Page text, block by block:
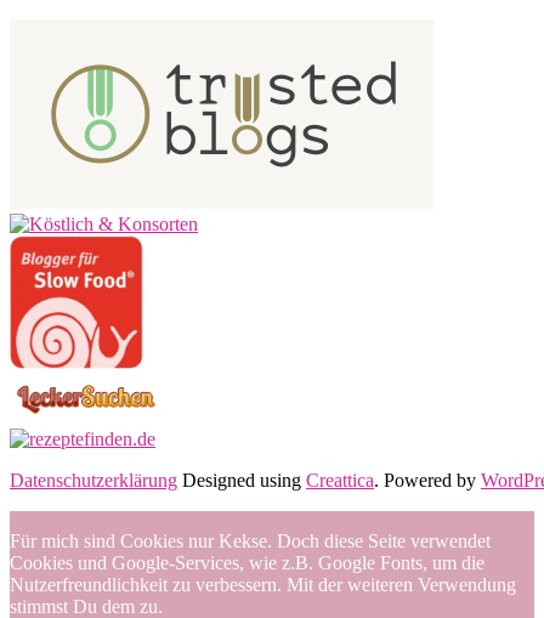
Datenschutzerklärung Designed using Creattica. Powered by
Für mich sind Cookies nur Kekse. Doch diese Seite verwendet
Cookies und Google-Services, wie z.B. Google Fonts, um die
Nutzerfreundlichkeit zu verbessern. Mit der weiteren Verwendung
stimmst Du dem zu.